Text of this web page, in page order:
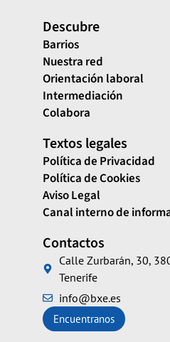
Descubre
Barrios
Nuestra red
Orientación laboral
Intermediación
Colabora
Textos legales
Política de Privacidad
Política de Cookies
Aviso Legal
Canal interno de
Contactos
Calle Zurbarán, 30,
Tenerife
info@bxe.es
Encuentranos